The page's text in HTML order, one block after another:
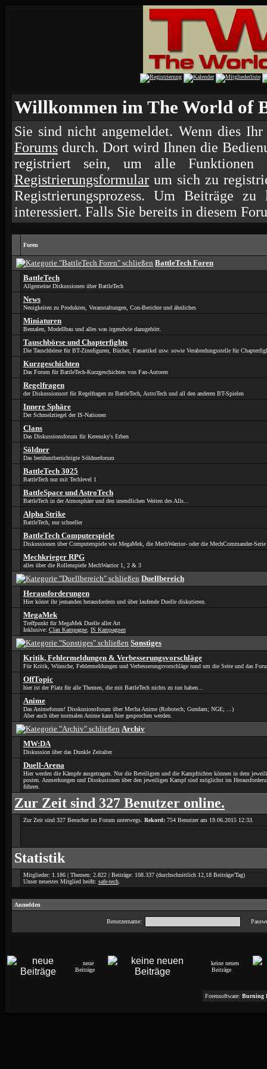
Willkommen im The World of
Sie sind nicht angemeldet. Wenn dies
Forums durch. Dort wird Ihnen die
registriert sein, um alle Funktionen
Registrierungsformular um sich zu
Registrierungsprozess. Um Beiträge
interessiert. Falls Sie bereits in diesem
Foren
BattleTech Foren
BattleTech
Allgemeine Diskussionen über BattleTech
News
Neuigkeiten zu Produkten, Veranstaltungen, Con-Berichte und ähnliches
Miniaturen
Bemalen, Modellbau und alles was irgendwie dazugehört.
Tauschbörse und Chapterfights
Die Tauschbörse für BT-Zinnfiguren, Bücher, Fanartikel usw. sowie Verabredungsstelle für
Kurzgeschichten
Das Forum für BattleTech-Kurzgeschichten von Fan-Autoren
Regelfragen
der Diskussionsort für Regelfragen zu BattleTech, AstroTech und all den anderen BT-Spielen
Innere Sphäre
Der Schmelztiegel der IS-Nationen
Clans
Das Diskussionsforum für Kerensky's Erben
Söldner
Das berühmtberüchtigte Söldnerforum
BattleTech 3025
BattleTech nur mit Techlevel 1
BattleSpace und AstroTech
BattleTech in der Atmosphäre und den unendlichen Weiten des Alls...
Alpha Strike
BattleTech, nur schneller
BattleTech Computerspiele
Diskussionen über Computerspiele wie MegaMek, die MechWarrior- oder die MechCommander-Serie
Mechkrieger RPG
alles über die Rollenspiele MechWarrior 1, 2 & 3
Duellbereich
Herausforderungen
Hier könnt ihr jemanden herausfordern und über laufende Duelle diskutieren.
MegaMek
Treffpunkt für MegaMek Duelle aller Art
Inklusive: Clan Kampagne IS Kampagnen
Sonstiges
Kritik, Fehlermeldungen & Verbesserungsvorschläge
Für Kritik, Wünsche, Fehlermeldungen und Verbesserungsvorschläge rund um die Seite und das
OffTopic
hier ist der Platz für alle Themen, die mit BattleTech nichts zu tun haben...
Anime
Das Animeforum! Disskusionsforum über Mecha Anime (Robotech; Gundam; NGE; ...)
Aber auch über normalen Anime kann hier gesprochen werden.
Archiv
MW:DA
Diskussion über das Dunkle Zeitalter
Duell-Arena
Hier werden die Kämpfe ausgetragen. Nur die Beteiligten und die Kampfrichter können in dem
posten. Anmerkungen und Disskusionen über den jeweiligen Kampf sind möglichst im
führen.
Zur Zeit sind 327 Benutzer online.
Zur Zeit sind 327 Besucher im Forum unterwegs. Rekord: 754 Benutzer am 19.06.2015 12:33
Statistik
Mitglieder: 1.186 | Themen: 2.822 | Beiträge: 108.337 (durchschnittlich 12,18 Beiträge/Tag)
Unser neuestes Mitglied heißt: safe-tech
Anmelden
Benutzername:
neue
Beiträge
keine neuen
Beiträge
Forensoftware: Burning